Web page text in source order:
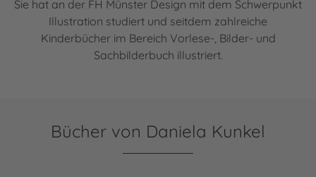
Sie hat an der FH Münster Design mit dem Schwerpunkt
Illustration studiert und seitdem zahlreiche
Kinderbücher im Bereich Vorlese-, Bilder- und
Sachbilderbuch illustriert.
Bücher von Daniela Kunkel